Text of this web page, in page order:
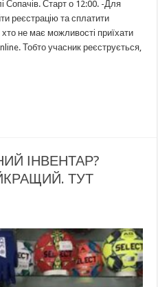
Сопачів. Старт о 12:00. -Для
реєстрацію та сплатити
не має можливості приїхати
Тобто учасник реєструється,
ІНВЕНТАР?
ТУТ